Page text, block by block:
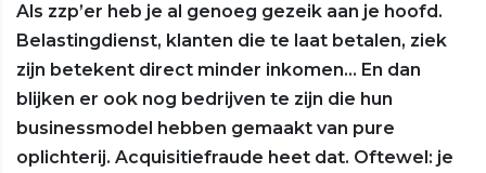
Als zzp’er heb je al genoeg gezeik aan je hoofd.
Belastingdienst, klanten die te laat betalen, ziek
zijn betekent direct minder inkomen... En dan
blijken er ook nog bedrijven te zijn die hun
businessmodel hebben gemaakt van pure
oplichterij. Acquisitiefraude heet dat. Oftewel: je